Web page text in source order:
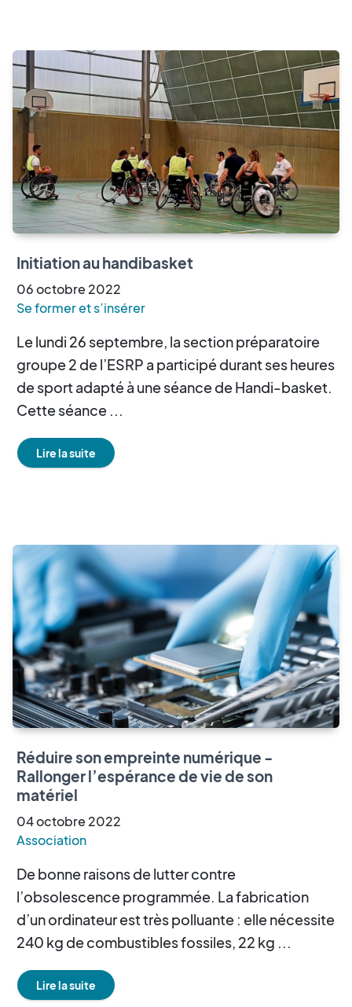
Initiation au handibasket
06octobre2022
Se former et s’insérer
Le lundi 26 septembre, la section préparatoire
groupe 2 de l’ESRP a participé durant ses heures
de sport adapté à une séance de Handi-basket.
Cette séance ...
Lire la suite
Réduire son empreinte numérique -
Rallonger l’espérance de vie de son
matériel
04octobre 2022
Association
De bonne raisons de lutter contre
l’obsolescence programmée. La fabrication
d’un ordinateur est très polluante : elle nécessite
240 kg de combustibles fossiles, 22 kg ...
Lire la suite